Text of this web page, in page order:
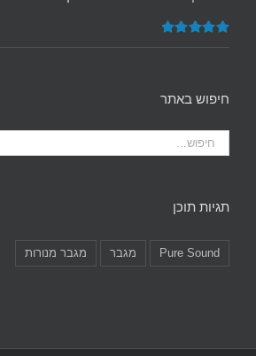
דורג5.00
חיפוש באתר
תגיות תוכן
Pure Sound מגבר מגבר מנורות